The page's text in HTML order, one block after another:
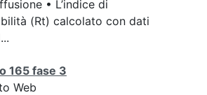
• L’indice di
(Rt) calcolato con dati
165 fase 3
Web